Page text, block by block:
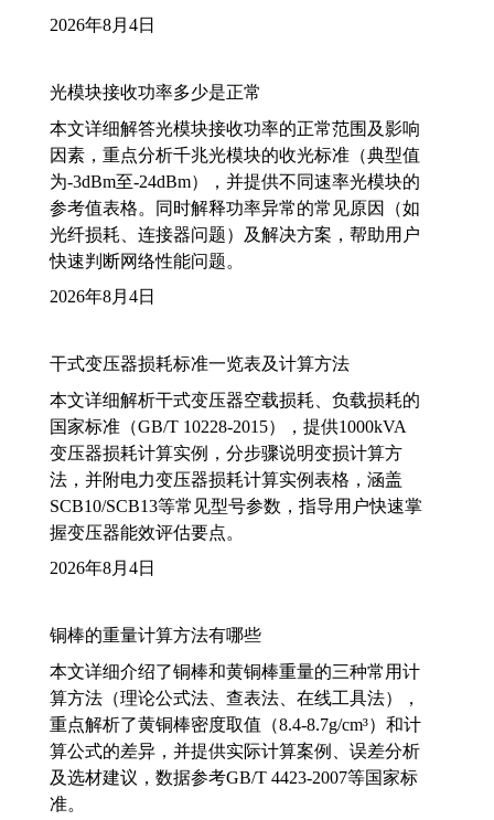
2026年8月4日
光模块接收功率多少是正常
本文详细解答光模块接收功率的正常范围及影响
因素，重点分析千兆光模块的收光标准（典型值
为-3dBm至-24dBm），并提供不同速率光模块的
参考值表格。同时解释功率异常的常见原因（如
光纤损耗、连接器问题）及解决方案，帮助用户
快速判断网络性能问题。
2026年8月4日
干式变压器损耗标准一览表及计算方法
本文详细解析干式变压器空载损耗、负载损耗的
国家标准（GB/T 10228-2015），提供1000kVA
变压器损耗计算实例，分步骤说明变损计算方
法，并附电力变压器损耗计算实例表格，涵盖
SCB10/SCB13等常见型号参数，指导用户快速掌
握变压器能效评估要点。
2026年8月4日
铜棒的重量计算方法有哪些
本文详细介绍了铜棒和黄铜棒重量的三种常用计
算方法（理论公式法、查表法、在线工具法），
重点解析了黄铜棒密度取值（8.4-8.7g/cm³）和计
算公式的差异，并提供实际计算案例、误差分析
及选材建议，数据参考GB/T 4423-2007等国家标
准。